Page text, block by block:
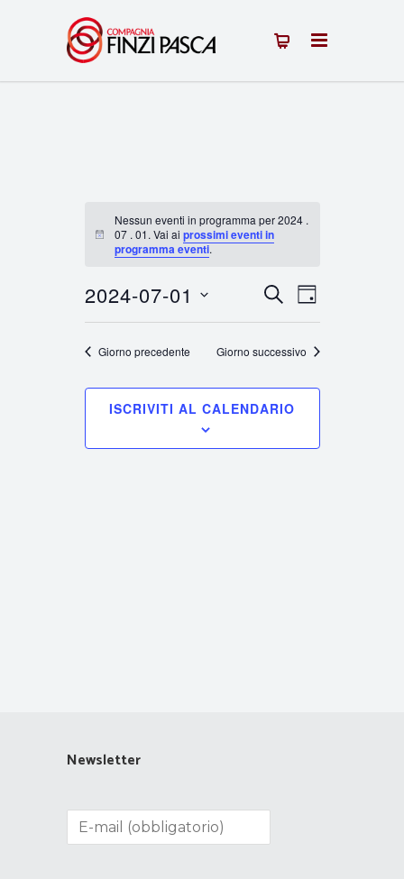
Notice
Nessun eventi in programma per 2024 .
07 . 01. Vai ai prossimi eventi in
programma eventi.
Eventi
Ricerca
e
viste
Navigazione
CERCAEvento
Viste
GIORNO
2024-07-01
data.
Giorno precedente Giorno successivo
ISCRIVITI AL CALENDARIO
Newsletter